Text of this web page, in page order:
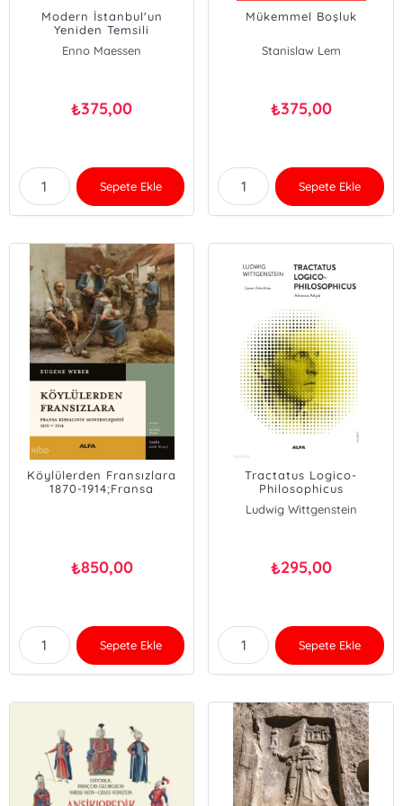
Modern İstanbul'un
Yeniden Temsili
Enno Maessen
₺375,00
Sepete Ekle
Mükemmel Boşluk
Stanislaw Lem
₺375,00
Sepete Ekle
Köylülerden Fransızlara
1870-1914;Fransa
₺850,00
Sepete Ekle
Tractatus Logico-
Philosophicus
Ludwig Wittgenstein
₺295,00
Sepete Ekle